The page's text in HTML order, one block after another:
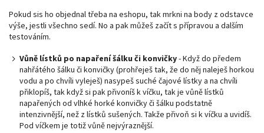
Pokud sis ho objednal třeba na eshopu, tak mrkni na body z odstavce
výše, jestli všechno sedí. No a pak můžeš začít s přípravou a dalším
testováním.
Vůně lístků po napaření šálku či konvičky- Když do předem
nahřátého šálku či konvičky (prohřeješ tak, že do něj naleješ horkou
vodu a po chvíli vyleješ) nasypeš suché čajové lístky a na chvíli
přiklopíš, tak když si pak přivoníš k víčku, tak je vůně lístků
napařených od vlhké horké konvičky či šálku podstatně
intenzivnější, než z lístků sušených. Takže přivoň si k víčku a uvidíš.
Pod víčkem je totiž vůně nejvýraznější.